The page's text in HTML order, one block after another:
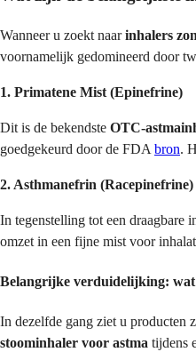
Wanneer u zoekt naarinhalers
voornamelijk gedomineerd door
1. Primatene Mist (Epinefrine)
Dit is de bekendste OTC-
goedgekeurd door de FDA bron.
2. Asthmanefrin (Racepinefrine)
In tegenstelling tot een draagbare
omzet in een fijne mist voor
Belangrijke verduidelijking: wat
In dezelfde gang ziet u producten
stoominhaler voor astma tijdens